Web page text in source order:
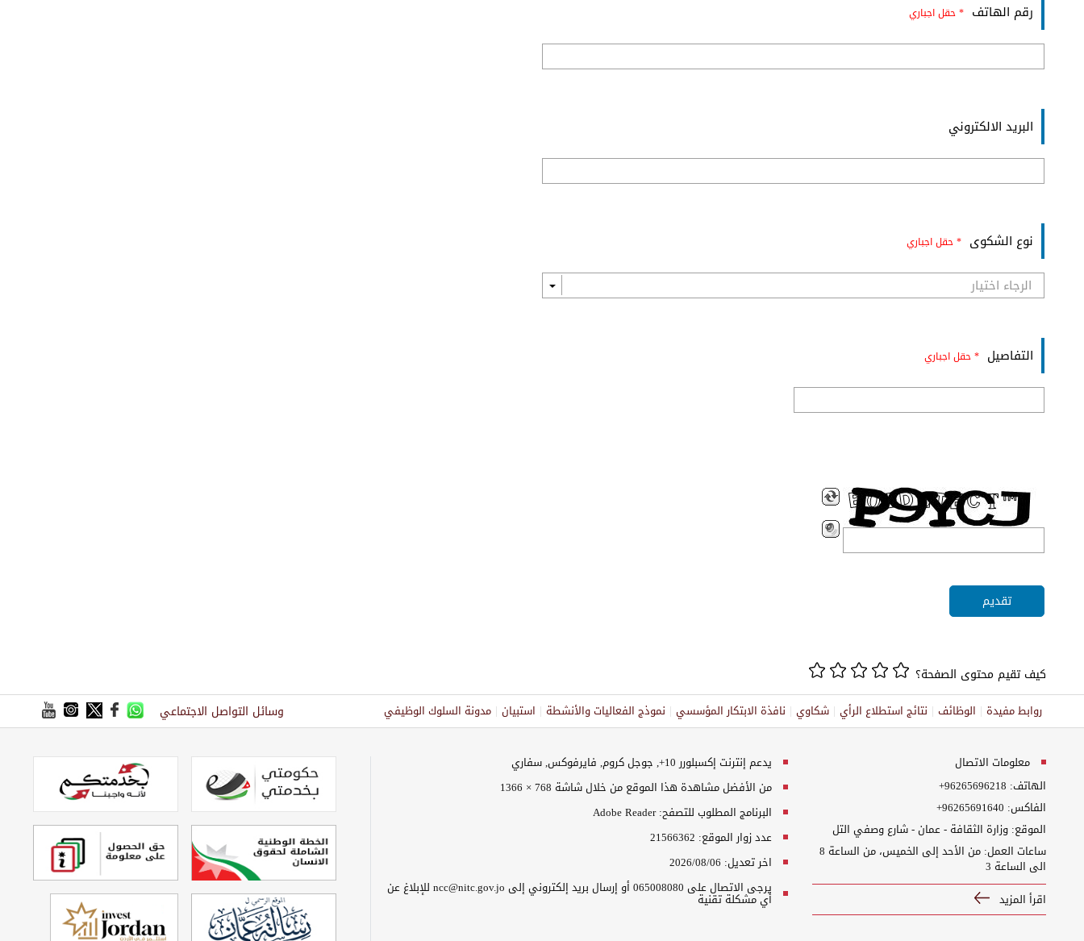
رقم الهاتف * حقل اجباري
البريد الالكتروني
نوع الشكوى * حقل اجباري
التفاصيل * حقل اجباري
كيف تقيم محتوى الصفحة؟
روابط مفيدة الوظائف نتائج استطلاع الرأي شكاوي نافذة الابتكار المؤسسي نموذج الفعاليات والأنشطة استبيان مدونة السلوك الوظيفي وسائل التواصل الاجتماعي
معلومات الاتصال
الهاتف: +96265696218
الفاكس: +96265691640
الموقع: وزارة الثقافة - عمان - شارع وصفي التل
ساعات العمل: من الأحد إلى الخميس، من الساعة 8
الى الساعة 3
اقرأ المزيد
يدعم إنترنت إكسبلورر 10+, جوجل كروم, فايرفوكس, سفاري
من الأفضل مشاهدة هذا الموقع من خلال شاشة 768 × 1366
البرنامج المطلوب للتصفح: Adobe Reader
عدد زوار الموقع: 21566362
اخر تعديل: 2026/08/06
يرجى الاتصال على 065008080 أو إرسال بريد إلكتروني إلى ncc@nitc.gov.jo للإبلاغ عن
أي مشكلة تقنية